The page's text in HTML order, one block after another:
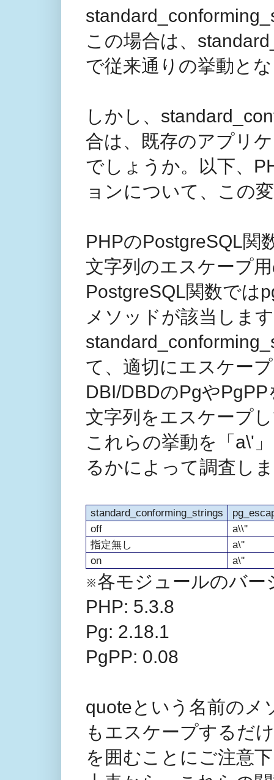
この場合は、
で従来通りの挙動と
しかし、
合は、既存のアプリ
でしょうか。以下、
ョンについて、この
PHPのPostgreSQL関
文字列のエスケープ
PostgreSQL関数では
メソッドが該当しま
て、適切にエスケー
DBI/DBDのPgや
文字列をエスケープ
これらの挙動を「a\'
るかによって調査し
standard_conforming_strings
off
a\\''
指定無し
a\''
on
a\''
※各モジュールのバー
PHP: 5.3.8
Pg: 2.18.1
PgPP: 0.08
quoteという名前のメ
もエスケープするだ
を囲むことにご注意